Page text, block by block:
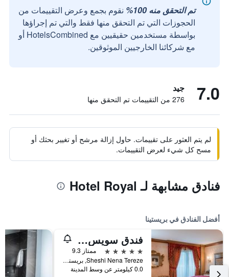
تم التحقق منه 100%
نقوم بجمع وعرض التقييمات من
الحجوزات التي تم التحقق منها فقط والتي تم إجراؤها
بواسطة مستخدمين حقيقيين مع HotelsCombined أو
مع شركائنا الخارجيين الموثوقين.
7.0 جيد
276 من التقييمات تم التحقق منها
لم يتم العثور على تقييمات. حاول إزالة مرشح أو تغيير بحثك أو
مسح كل شيء لعرض التقييمات.
فنادق مشابهة لـ Hotel Royal
أفضل الفنادق في بريستينا
فندق سويس ديامند بريشتينا
5 نجوم
ممتاز 9.3
Sheshi Nena Tereze, بريستينا, كوسوفو
0.0 كيلومتر عن وسط المدينة